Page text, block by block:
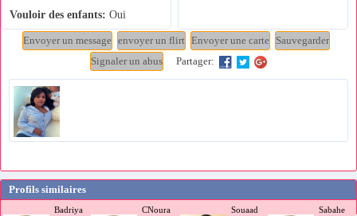
Vouloir des enfants: Oui
Partager:
Profils similaires
Badriya
CNoura
Souaad
Sabahe